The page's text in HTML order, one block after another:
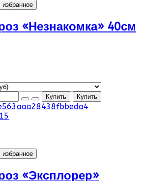
избранное
«Незнакомка» 40см
избранное
«Эксплорер»